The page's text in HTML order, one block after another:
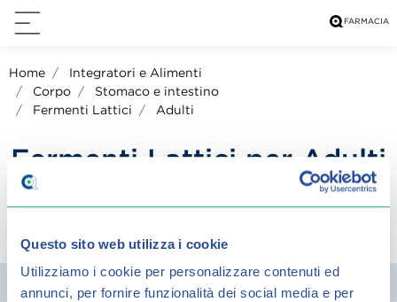
Questo sito web utilizza i cookie
Utilizziamo i cookie per personalizzare contenuti ed
annunci, per fornire funzionalità dei social media e per
Home
Integratori e Alimenti
Corpo
Stomaco e intestino
Fermenti Lattici
Adulti
Fermenti Lattici per Adulti